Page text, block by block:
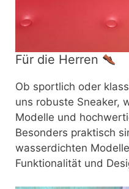
Für die Herren
Ob sportlich oder
uns robuste Sneaker,
Modelle und
Besonders praktisch
wasserdichten
Funktionalität und